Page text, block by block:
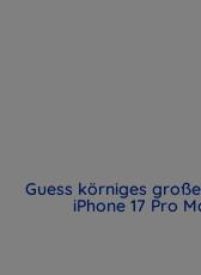
Guess körniges
iPhone 17 Pro